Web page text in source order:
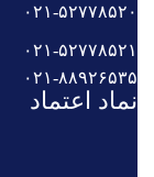
۰۲۱-۵۲۷۷۸۵۲۰
۰۲۱-۵۲۷۷۸۵۲۱
۰۲۱-۸۸۹۲۶۵۳۵
نماد اعتماد